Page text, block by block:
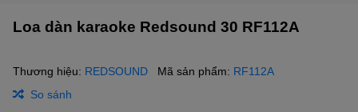
Loa dàn karaoke Redsound 30 RF112A
Thương hiệu: REDSOUND Mã sản phẩm: RF112A
So sánh